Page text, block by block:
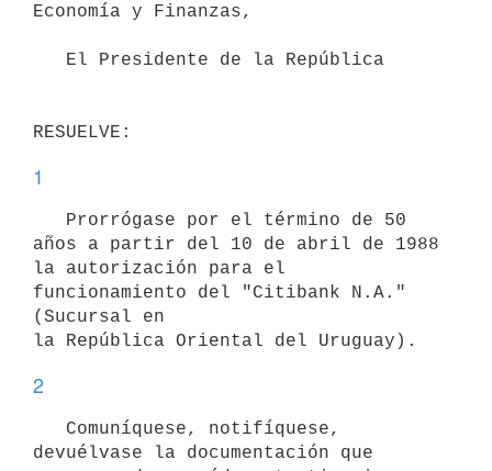
Economía y Finanzas,
RESUELVE:
1
años a partir del 10 de abril de 1988
la autorización para el
funcionamiento del "Citibank N.A."
(Sucursal en
la República Oriental del Uruguay).
2
devuélvase la documentación que